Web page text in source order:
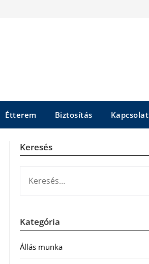
Étterem Biztosítás Kapcsolat
Keresés
Kategória
Állás munka